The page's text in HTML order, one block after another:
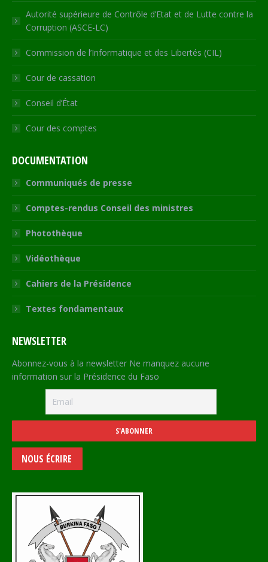
Autorité supérieure de Contrôle d’Etat et de Lutte contre la
Corruption (ASCE-LC)
Commission de l’Informatique et des Libertés (CIL)
Cour de cassation
Conseil d’État
Cour des comptes
DOCUMENTATION
Communiqués de presse
Comptes-rendus Conseil des ministres
Photothèque
Vidéothèque
Cahiers de la Présidence
Textes fondamentaux
NEWSLETTER
Abonnez-vous à la newsletter Ne manquez aucune
information sur la Présidence du Faso
NOUS ÉCRIRE